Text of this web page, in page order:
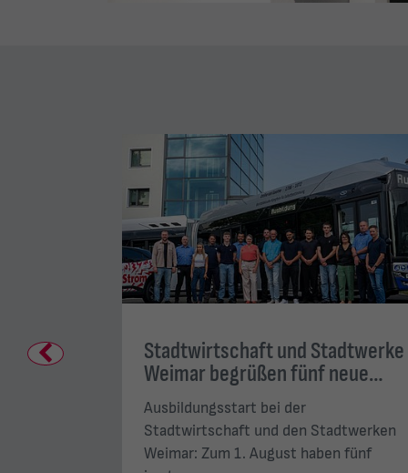
Previous
den
Stadtwirtschaft und Stadtwerke
Weimar begrüßen fünf neue…
Ausbildungsstart bei der
Stadtwirtschaft und den Stadtwerken
Weimar: Zum 1. August haben fünf